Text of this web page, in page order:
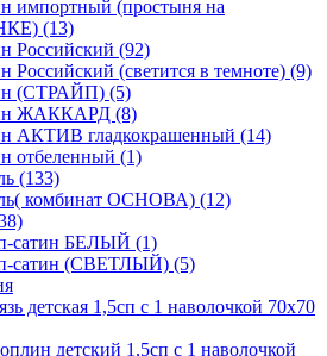
импортный (простыня на
(13)
Российский (92)
Российский (светится в темноте) (9)
(СТРАЙП) (5)
ЖАККАРД (8)
АКТИВ гладкокрашенный (14)
отбеленный (1)
(133)
комбинат ОСНОВА) (12)
сатин БЕЛЫЙ (1)
сатин (СВЕТЛЫЙ) (5)
детская 1,5сп с 1 наволочкой 70х70
детский 1,5сп с 1 наволочкой